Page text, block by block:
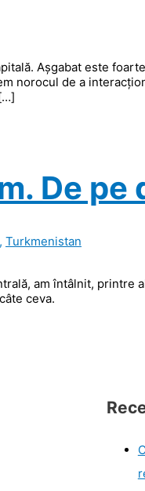
Așgabat este
norocul de a
De
, Turkmenistan
am întâlnit, printre
ceva.